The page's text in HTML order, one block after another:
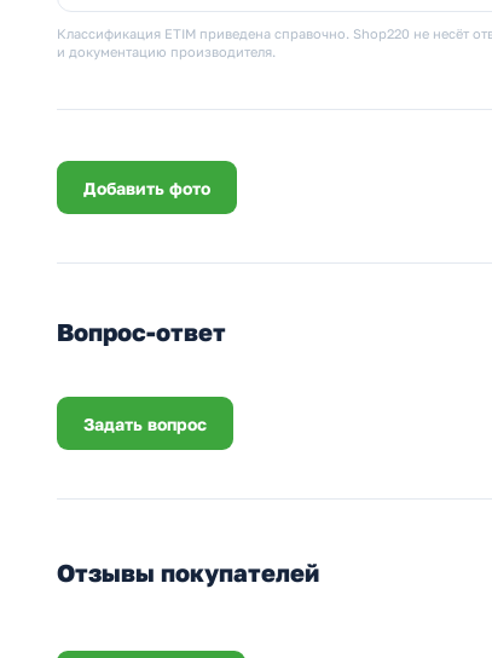
Классификация ETIM приведена справочно. Shop220 не несёт
и документацию производителя.
Добавить фото
Вопрос-ответ
Задать вопрос
Отзывы покупателей